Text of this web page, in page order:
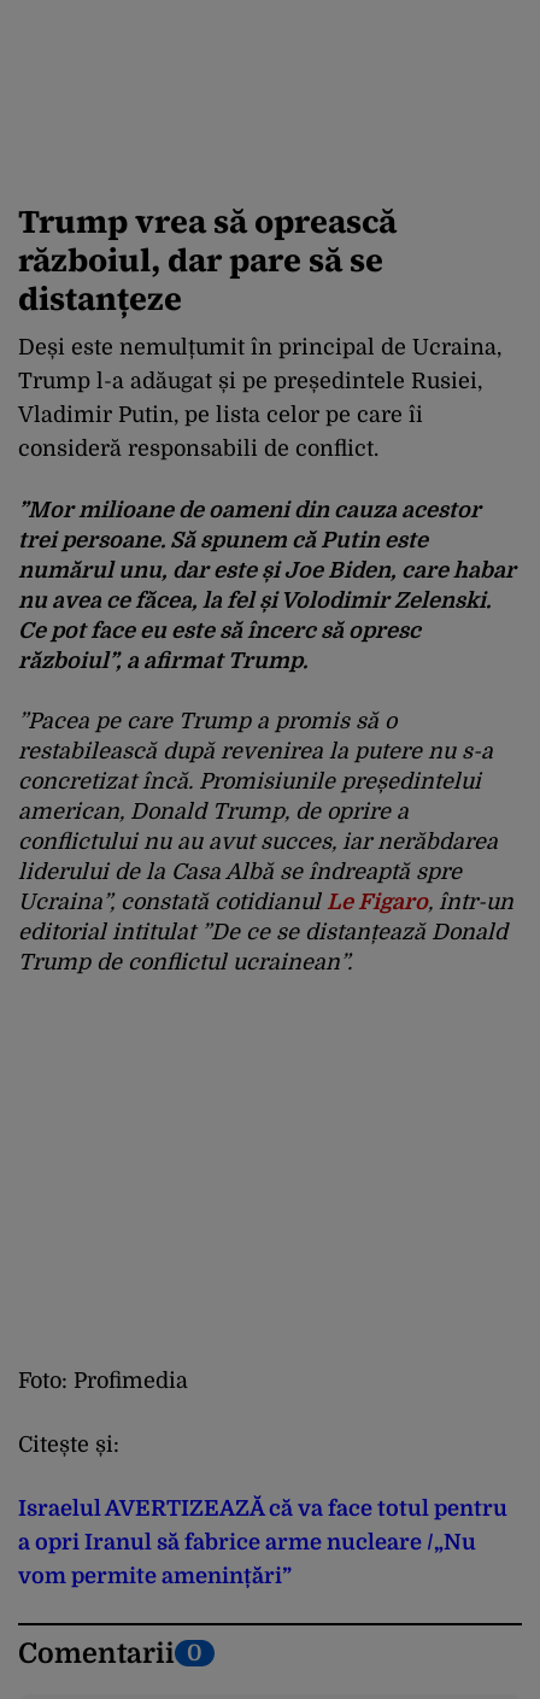
Trump vrea să oprească
războiul, dar pare să se
distanțeze
Deși este nemulțumit în principal de Ucraina,
Trump l-a adăugat și pe președintele Rusiei,
Vladimir Putin, pe lista celor pe care îi
consideră responsabili de conflict.
”Mor milioane de oameni din cauza acestor
trei persoane. Să spunem că Putin este
numărul unu, dar este și Joe Biden, care habar
nu avea ce făcea, la fel și Volodimir Zelenski.
Ce pot face eu este să încerc să opresc
războiul”, a afirmat Trump.
”Pacea pe care Trump a promis să o
restabilească după revenirea la putere nu s-a
concretizat încă. Promisiunile președintelui
american, Donald Trump, de oprire a
conflictului nu au avut succes, iar nerăbdarea
liderului de la Casa Albă se îndreaptă spre
Ucraina”, constată cotidianul Le Figaro, într-un
editorial intitulat ”De ce se distanțează Donald
Trump de conflictul ucrainean”.
Foto: Profimedia
Citește și:
Israelul AVERTIZEAZĂ că va face totul pentru
a opri Iranul să fabrice arme nucleare /„Nu
vom permite amenințări”
Comentarii 0